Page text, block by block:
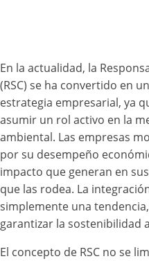
En la actualidad, la
(RSC) se ha convertido en
estrategia empresarial, ya
asumir un rol activo en la
ambiental. Las empresas
por su desempeño
impacto que generan en
que las rodea. La
simplemente una
garantizar la sostenibilidad
El concepto de RSC no se